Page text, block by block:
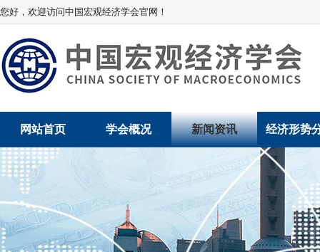
您好，欢迎访问中国宏观经济学会官网！
网站首页 学会概况
学术委员会
学会领导
新闻资讯
党建动态
学会动态
经济形势
经济数据
数说经济
经济运行与